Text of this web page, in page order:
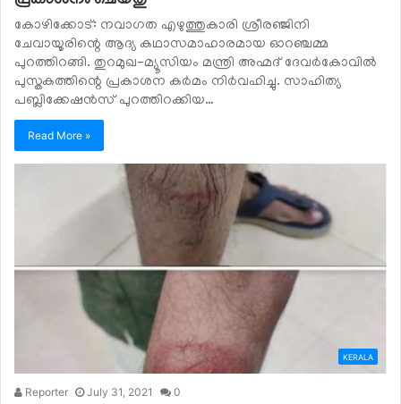
കോഴിക്കോട്: നവാഗത എഴുത്തുകാരി ശ്രീരഞ്ജിനി
ചേവായൂരിന്റെ ആദ്യ കഥാസമാഹാരമായ ഓറഞ്ചമ്മ
പുറത്തിറങ്ങി. തുറമുഖ-മ്യൂസിയം മന്ത്രി അഹ്മദ് ദേവര്‍കോവില്‍
പുസ്തകത്തിന്റെ പ്രകാശന കര്‍മം നിര്‍വഹിച്ചു. സാഹിത്യ
പബ്ലിക്കേഷന്‍സ് പുറത്തിറക്കിയ…
Read More »
KERALA
Reporter July 31, 2021 0